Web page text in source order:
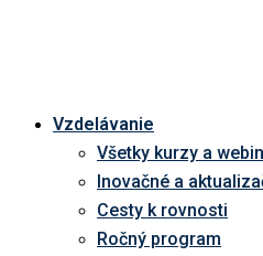
Vzdelávanie
Všetky kurzy a
Inovačné a
Cesty k rovnosti
Ročný program